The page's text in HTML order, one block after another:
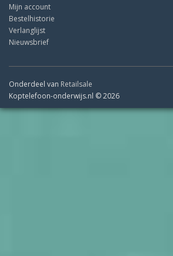
Mijn account
Bestelhistorie
Verlanglijst
Nieuwsbrief
Onderdeel van Retailsale
Koptelefoon-onderwijs.nl © 2026